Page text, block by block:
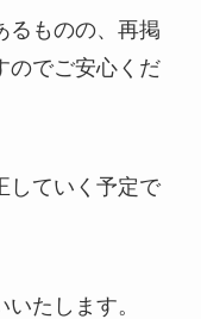
るものの、再掲
のでご安心くだ
していく予定で
たします。